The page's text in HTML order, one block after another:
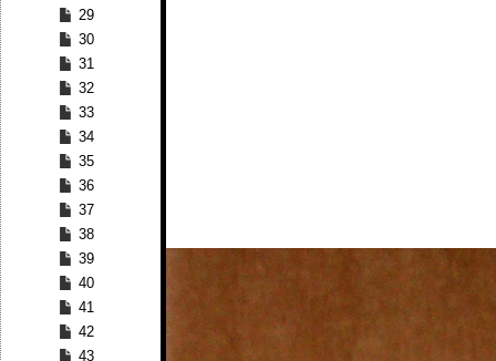
29
30
31
32
33
34
35
36
37
38
39
40
41
42
43